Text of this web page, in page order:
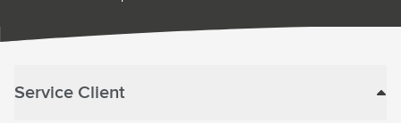
Service Client